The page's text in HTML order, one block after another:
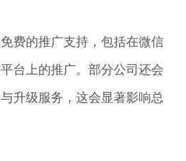
费的推广支持，包括在微信
台上的推广。部分公司还会
升级服务，这会显著影响总